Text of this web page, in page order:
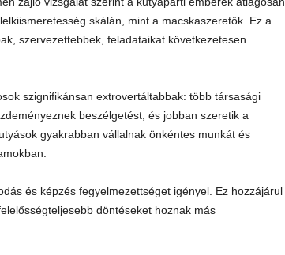
skálán, mint a macskaszeretők. Ez a
szervezettebbek, feladataikat következetesen
szignifikánsan extrovertáltabbak: több társasági
beszélgetést, és jobban szeretik a
gyakrabban vállalnak önkéntes munkát és
és képzés fegyelmezettséget igényel. Ez hozzájárul
döntéseket hoznak más